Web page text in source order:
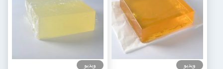
ویدیو ویدیو